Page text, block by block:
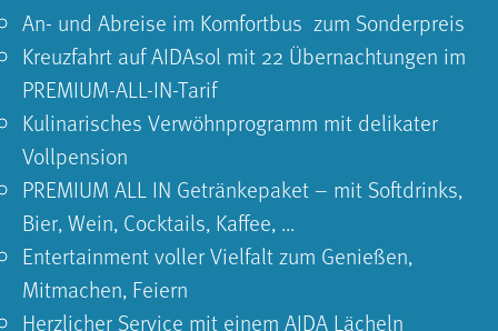
An- und Abreise im Komfortbus zum Sonderpreis
Kreuzfahrt auf AIDAsol mit 22 Übernachtungen im
PREMIUM-ALL-IN-Tarif
Kulinarisches Verwöhnprogramm mit delikater
Vollpension
PREMIUM ALL IN Getränkepaket – mit Softdrinks,
Bier, Wein, Cocktails, Kaffee, ...
Entertainment voller Vielfalt zum Genießen,
Mitmachen, Feiern
Herzlicher Service mit einem AIDA Lächeln